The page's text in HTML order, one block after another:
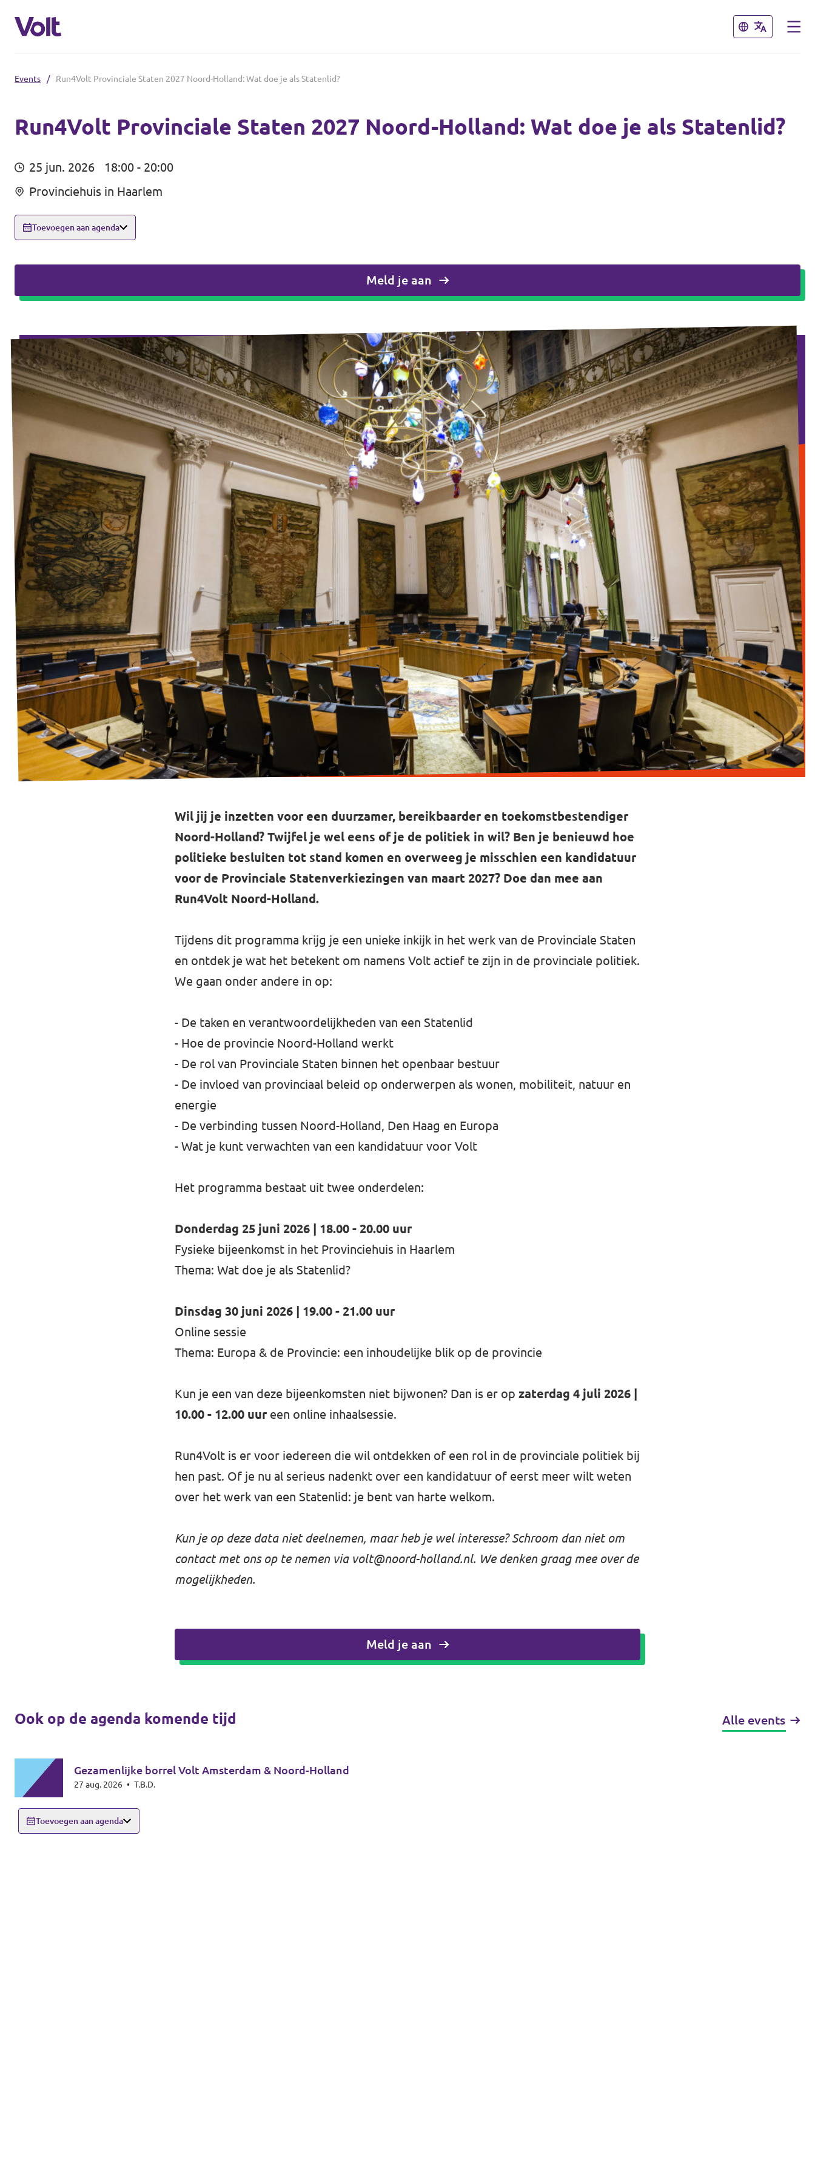
Sluiten
Kies een taal
Nederlands
Volt afdelingen dichtbij
Volt Nederland
Sluiten
Mensen
Agenda
Verkiezingsprogramma
Word lid
Wat we doen
Merch store
Doe mee
Vacatures
Contact
Events / Run4Volt Provinciale Staten 2027 Noord-Holland: Wat doe je als Statenlid?
Run4Volt Provinciale Staten 2027 Noord-Holland: Wat doe je als Statenlid?
25 jun. 2026
18:00 - 20:00
Provinciehuis in Haarlem
Toevoegen aan agenda
Meld je aan
Wil jij je inzetten voor een duurzamer, bereikbaarder en toekomstbestendiger
Noord-Holland? Twijfel je wel eens of je de politiek in wil? Ben je benieuwd hoe
politieke besluiten tot stand komen en overweeg je misschien een kandidatuur
voor de Provinciale Statenverkiezingen van maart 2027? Doe dan mee aan
Run4Volt Noord-Holland.
Tijdens dit programma krijg je een unieke inkijk in het werk van de Provinciale Staten
en ontdek je wat het betekent om namens Volt actief te zijn in de provinciale politiek.
We gaan onder andere in op:
- De taken en verantwoordelijkheden van een Statenlid
- Hoe de provincie Noord-Holland werkt
- De rol van Provinciale Staten binnen het openbaar bestuur
- De invloed van provinciaal beleid op onderwerpen als wonen, mobiliteit, natuur en
energie
- De verbinding tussen Noord-Holland, Den Haag en Europa
- Wat je kunt verwachten van een kandidatuur voor Volt
Het programma bestaat uit twee onderdelen:
Donderdag 25 juni 2026 | 18.00 - 20.00 uur
Fysieke bijeenkomst in het Provinciehuis in Haarlem
Thema: Wat doe je als Statenlid?
Dinsdag 30 juni 2026 | 19.00 - 21.00 uur
Online sessie
Thema: Europa & de Provincie: een inhoudelijke blik op de provincie
Kun je een van deze bijeenkomsten niet bijwonen? Dan is er op zaterdag 4 juli 2026 |
10.00 - 12.00 uureen online inhaalsessie.
Run4Volt is er voor iedereen die wil ontdekken of een rol in de provinciale politiek bij
hen past. Of je nu al serieus nadenkt over een kandidatuur of eerst meer wilt weten
over het werk van een Statenlid: je bent van harte welkom.
Kun je op deze data niet deelnemen, maar heb je wel interesse? Schroom dan niet om
contact met ons op te nemen via volt@noord-holland.nl. We denken graag mee over de
mogelijkheden.
Meld je aan
Ook op de agenda komende tijd Alle events
Gezamenlijke borrel Volt Amsterdam & Noord-Holland
27 aug. 2026 • T.B.D.
Toevoegen aan agenda